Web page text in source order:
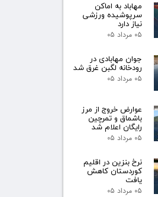
مهاباد به اماکن
سرپوشیده ورزشی
نیاز دارد
۰۵ مرداد ۰۵
جوان مهابادی در
رودخانه لگبن غرق شد
۰۵ مرداد ۰۵
عوارض خروج از مرز
باشماق و تمرچین
رایگان اعلام شد
۰۵ مرداد ۰۵
نرخ بنزین در اقلیم
کوردستان کاهش
یافت
۰۵ مرداد ۰۵